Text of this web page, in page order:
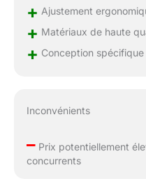
+ Ajustement
+ Matériaux de haute
+ Conception
Inconvénients
–Prix potentiellement
concurrents